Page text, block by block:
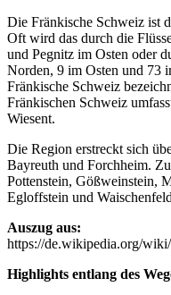
Die Fränkische Schweiz ist
Oft wird das durch die
und Pegnitz im Osten oder
Norden, 9 im Osten und 73
Fränkische Schweiz
Fränkischen Schweiz
Wiesent.
Die Region erstreckt sich
Bayreuth und Forchheim.
Pottenstein, Gößweinstein,
Egloffstein und
Auszug aus:
https://de.wikipedia.org/
Highlights entlang des